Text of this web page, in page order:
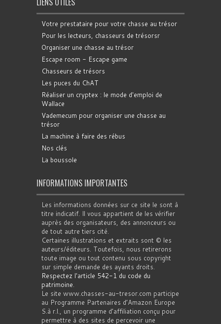
Votre prestataire pour votre chasse au trésor
Pour les lecteurs, chasseurs de trésorsr
Organiser une chasse au trésor
Escape room - Escape game
Chasseurs de trésors
Les puces du ChAT
Réaliser un cryptex : le mode d'emploi de
Wallace
Vademecum pour organiser une chasse au
trésor
La machine à faire des rébus
Nos clés
La boussole
INFORMATIONS IMPORTANTES
Les informations données sur ce site le sont à
titre indicatif. Il vous appartient de les vérifier
auprès des organisateurs, des annonceurs ou
de tout autre tiers cité.
Certaines illustrations et extraits sont © les
auteurs/éditeurs. Toutefois, nous retirerons
toute image ou tout contenu sous copyright
sur simple demande des ayants droits.
Respectez l'article 542-1 du code du
patrimoine.
Le site www.chasses-au-tresor.com participe
au Programme Partenaires d’Amazon Europe
S.à r.l., un programme d’affiliation conçu pour
permettre à des sites de percevoir une